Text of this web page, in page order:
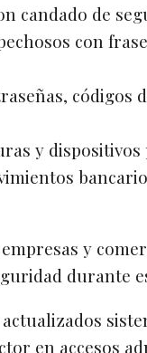
candado de
con
códigos
y dispositivos
empresas y
durante
en accesos